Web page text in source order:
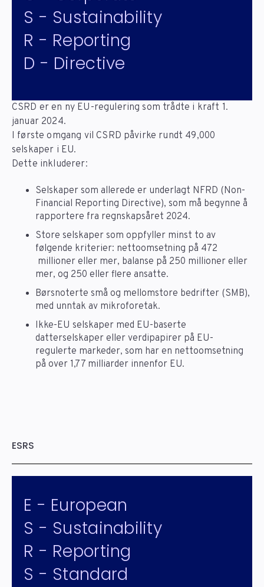
S - Sustainability
R - Reporting
D - Directive
CSRD er en ny EU-regulering som trådte i kraft 1.
januar 2024.
I første omgang vil CSRD påvirke rundt 49,000
selskaper i EU.
Dette inkluderer:
Selskaper som allerede er underlagt NFRD (Non-
Financial Reporting Directive), som må begynne å
rapportere fra regnskapsåret 2024.
Store selskaper som oppfyller minst to av
følgende kriterier: nettoomsetning på 472
millioner eller mer, balanse på 250 millioner eller
mer, og 250 eller flere ansatte.
Børsnoterte små og mellomstore bedrifter (SMB),
med unntak av mikroforetak.
Ikke-EU selskaper med EU-baserte
datterselskaper eller verdipapirer på EU-
regulerte markeder, som har en nettoomsetning
på over 1,77 milliarder innenfor EU.
ESRS
E - European
S - Sustainability
R - Reporting
S - Standard